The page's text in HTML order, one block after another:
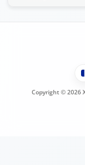
Copyright © 2026